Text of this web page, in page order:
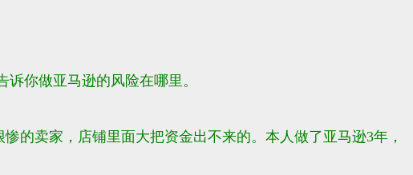
你做亚马逊的风险在哪里。
的卖家，店铺里面大把资金出不来的。本人做了亚马逊3年，